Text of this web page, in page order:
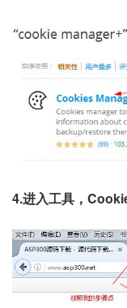
4.进入工具，